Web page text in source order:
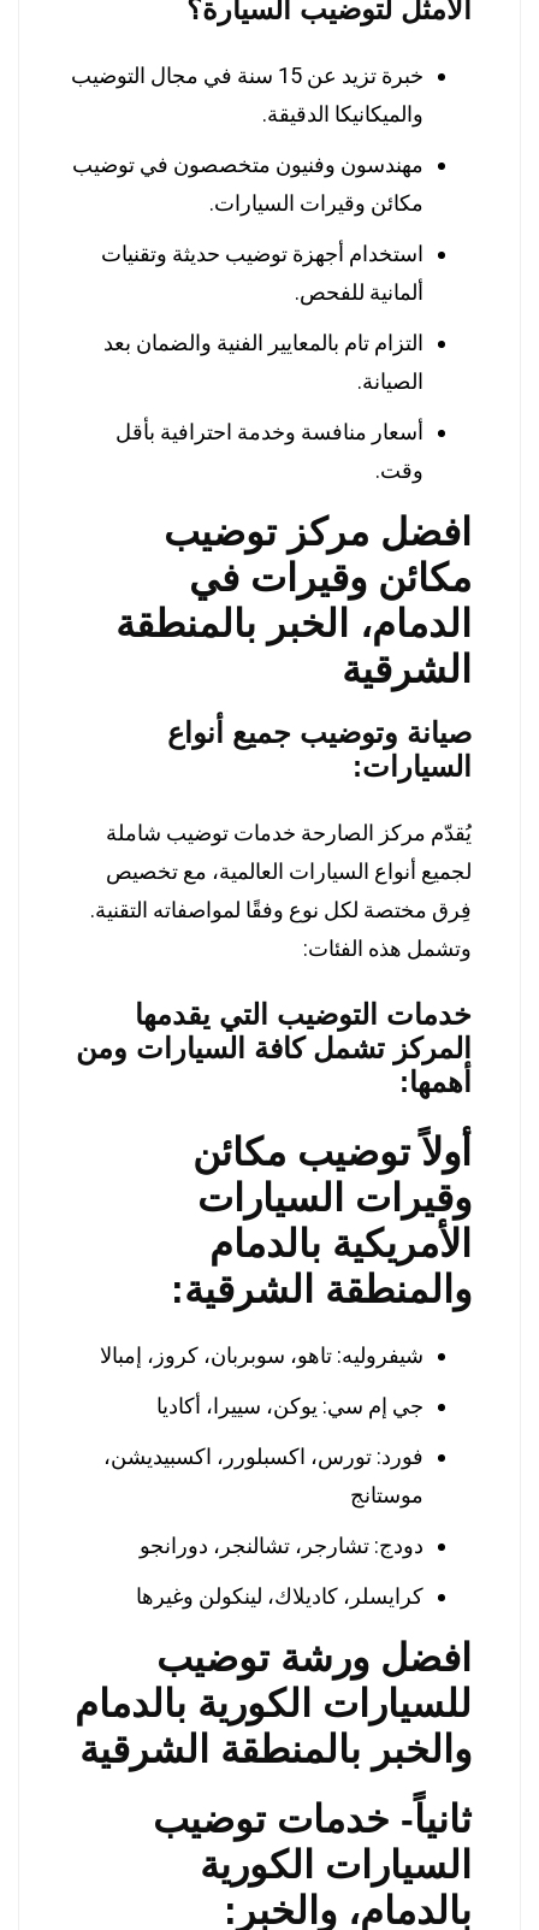
الأمثل لتوضيب السيارة؟
خبرة تزيد عن 15 سنة في مجال التوضيب
والميكانيكا الدقيقة.
مهندسون وفنيون متخصصون في توضيب
مكائن وقيرات السيارات.
استخدام أجهزة توضيب حديثة وتقنيات
ألمانية للفحص.
التزام تام بالمعايير الفنية والضمان بعد
الصيانة.
أسعار منافسة وخدمة احترافية بأقل
وقت.
افضل مركز توضيب
مكائن وقيرات في
الدمام، الخبر بالمنطقة
الشرقية
صيانة وتوضيب جميع أنواع
السيارات:
يُقدّم مركز الصارحة خدمات توضيب شاملة
لجميع أنواع السيارات العالمية، مع تخصيص
فِرق مختصة لكل نوع وفقًا لمواصفاته التقنية.
وتشمل هذه الفئات:
خدمات التوضيب التي يقدمها
المركز تشمل كافة السيارات ومن
أهمها:
أولاً توضيب مكائن
وقيرات السيارات
الأمريكية بالدمام
والمنطقة الشرقية:
شيفروليه: تاهو، سوبربان، كروز، إمبالا
جي إم سي: يوكن، سييرا، أكاديا
فورد: تورس، اكسبلورر، اكسبيديشن،
موستانج
دودج: تشارجر، تشالنجر، دورانجو
كرايسلر، كاديلاك، لينكولن وغيرها
افضل ورشة توضيب
للسيارات الكورية بالدمام
والخبر بالمنطقة الشرقية
ثانياً- خدمات توضيب
السيارات الكورية
بالدمام، والخبر: